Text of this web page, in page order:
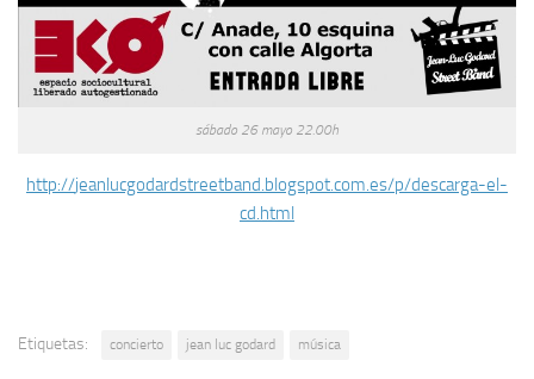
sábado 26 mayo 22.00h
http://jeanlucgodardstreetband.blogspot.com.es/p/descarga-el-
cd.html
Etiquetas: concierto jean luc godard música